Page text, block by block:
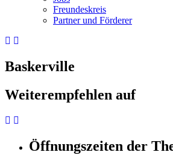
Freundeskreis
Partner und Förderer
Baskerville
Weiterempfehlen auf
Öffnungszeiten der